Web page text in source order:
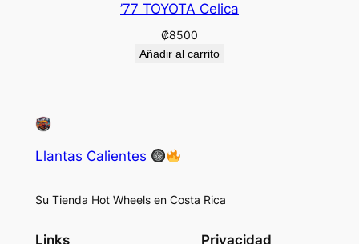
’77 TOYOTA Celica
₡8500
Añadir al carrito
Llantas Calientes
Su Tienda Hot Wheels en Costa Rica
Links Privacidad